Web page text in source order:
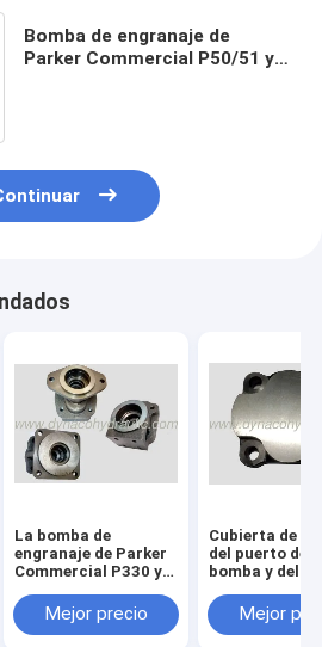
Bomba de engranaje de
Parker Commercial P50/51 y
La bomba de
engranaje de Parker
Commercial P330 y
motor cubren 324-
5123-201 324-5123-
Mejor precio
Cubierta de
del puerto de
bomba y del
Parker
P50/51 313-
Mejor